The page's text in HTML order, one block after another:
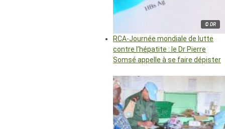
© DR
RCA-Journée mondiale de lutte
contre l’hépatite : le Dr Pierre
Somsé appelle à se faire dépister